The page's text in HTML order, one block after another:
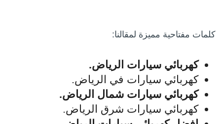
كلمات مفتاحية مميزة لمقالنا:
كهربائي سيارات الرياض.
كهربائي سيارات في الرياض.
كهربائي سيارات شمال الرياض.
كهربائي سيارات شرق الرياض.